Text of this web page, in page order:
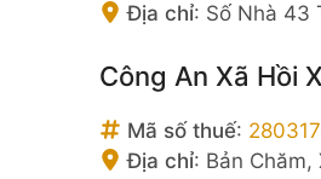
Địa chỉ: Số Nhà 43
Công An Xã Hồi
Mã số thuế:
Địa chỉ: Bản